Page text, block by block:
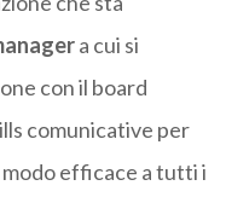
a cui si
con il board
comunicative per
efficace a tutti i